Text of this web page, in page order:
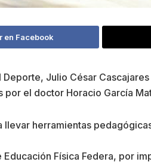
en Facebook
Julio César
el doctor Horacio García
herramientas
Física Federa, por